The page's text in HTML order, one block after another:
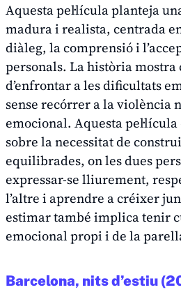
Aquesta pel·lícula planteja
madura i realista, centrada
diàleg, la comprensió i
personals. La història mostra
d’enfrontar a les dificultats
sense recórrer a la violència
emocional. Aquesta
sobre la necessitat de
equilibrades, on les dues
expressar-se lliurement,
l’altre i aprendre a créixer
estimar també implica tenir
emocional propi i de la
Barcelona, nits d’estiu